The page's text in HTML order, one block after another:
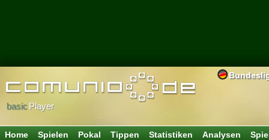
basicPlayer
Home Spielen Pokal Tippen Statistiken Analysen